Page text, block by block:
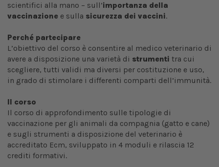
scientifici alla mano – sull’importanza della
vaccinazione e sulla sicurezza dei vaccini.
Perché partecipare
L’obiettivo del corso è consentire al medico veterinario di
avere a disposizione una varietà di strumenti tra cui
scegliere, tutti validi ma diversi per costituzione e uso,
in grado di stimolare i differenti comparti dell’immunità.
Il corso
Il corso di approfondimento sulle tipologie di
vaccinazione per gli animali da compagnia (gatto e cane)
e sugli strumenti a disposizione del veterinario è
accreditato Ecm, sviluppato in 4 moduli e rilascia 12
crediti formativi.